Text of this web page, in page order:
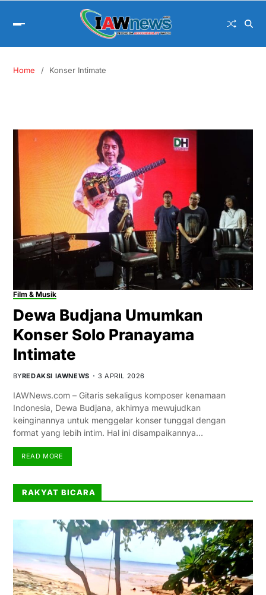
Home Konser Intimate
Film & Musik
Dewa Budjana Umumkan
Konser Solo Pranayama
Intimate
BYREDAKSI IAWNEWS 3 APRIL 2026
IAWNews.com – Gitaris sekaligus komposer kenamaan
Indonesia, Dewa Budjana, akhirnya mewujudkan
keinginannya untuk menggelar konser tunggal dengan
format yang lebih intim. Hal ini disampaikannya…
READ MORE
RAKYAT BICARA